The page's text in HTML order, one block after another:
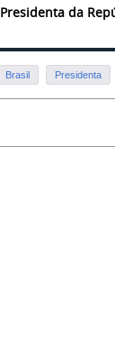
Presidenta da
Brasil Presidenta